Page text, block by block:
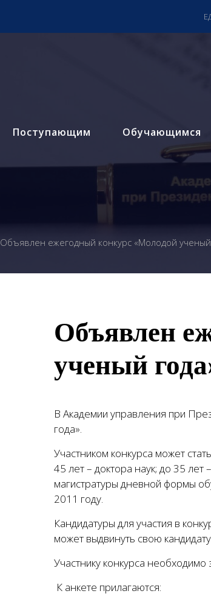
Поступающим Обучающимся
Объявлен ежегодный конкурс «Молодой ученый
Объявлен
ученый
В Академии управления при
года».
Участником конкурса может
45 лет – доктора наук; до 35 лет
магистратуры дневной формы
2011 году.
Кандидатуры для участия в
может выдвинуть свою
Участнику конкурса
К анкете прилагаются: